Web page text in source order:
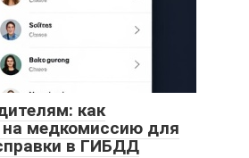
как
на медкомиссию для
в ГИБДД